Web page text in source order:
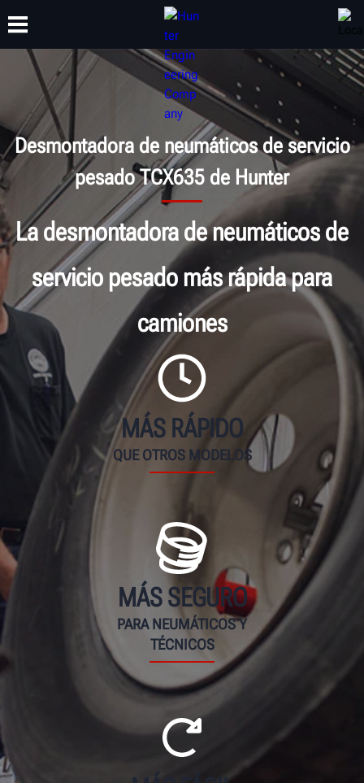
PRODUCTOS
CAPACITACIÓN
ACERCA DE
Desmontadora de neumáticos de servicio
pesado TCX635 de Hunter
La desmontadora de neumáticos de
servicio pesado más rápida para
camiones
MÁS RÁPIDO
QUE OTROS MODELOS
MÁS SEGURO
PARA NEUMÁTICOS Y
TÉCNICOS